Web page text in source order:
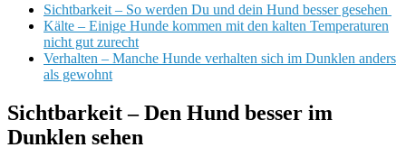
Sichtbarkeit – So werden Du und dein Hund besser gesehen
Kälte – Einige Hunde kommen mit den kalten Temperaturen
nicht gut zurecht
Verhalten – Manche Hunde verhalten sich im Dunklen anders
als gewohnt
Sichtbarkeit – Den Hund besser im
Dunklen sehen